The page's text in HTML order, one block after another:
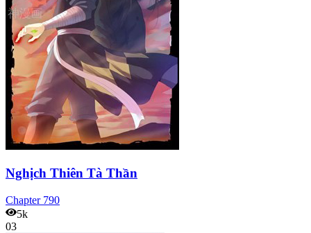
Nghịch Thiên Tà Thần
Chapter 790
5k
03